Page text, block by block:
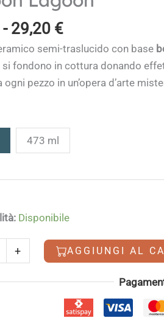
- 29,20 €Fascia
di
prezzo:
da
29,20 €
semi-traslucido con base
si fondono in cottura donando
pezzo in un’opera d’arte
473 ml
Disponibile
+ AGGIUNGI AL